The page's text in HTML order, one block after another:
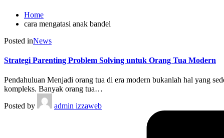
Home
cara mengatasi anak bandel
Posted inNews
Strategi Parenting Problem Solving untuk Orang Tua Modern
Pendahuluan Menjadi orang tua di era modern bukanlah hal yang
kompleks. Banyak orang tua…
Posted by
admin izzaweb